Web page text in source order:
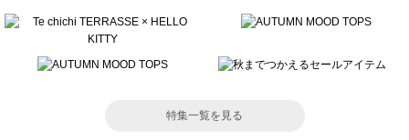
特集一覧を見る